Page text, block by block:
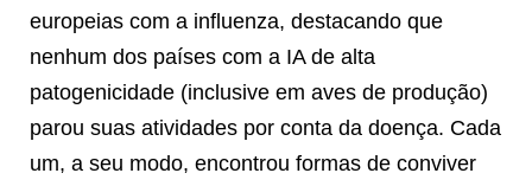
europeias com a influenza, destacando que
nenhum dos países com a IA de alta
patogenicidade (inclusive em aves de produção)
parou suas atividades por conta da doença. Cada
um, a seu modo, encontrou formas de conviver